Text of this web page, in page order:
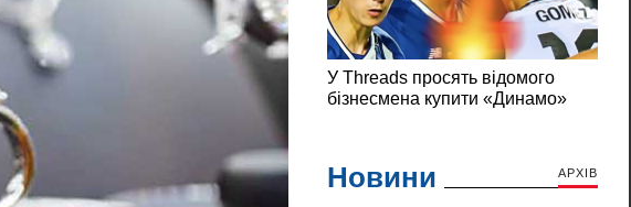
Новини АРХІВ